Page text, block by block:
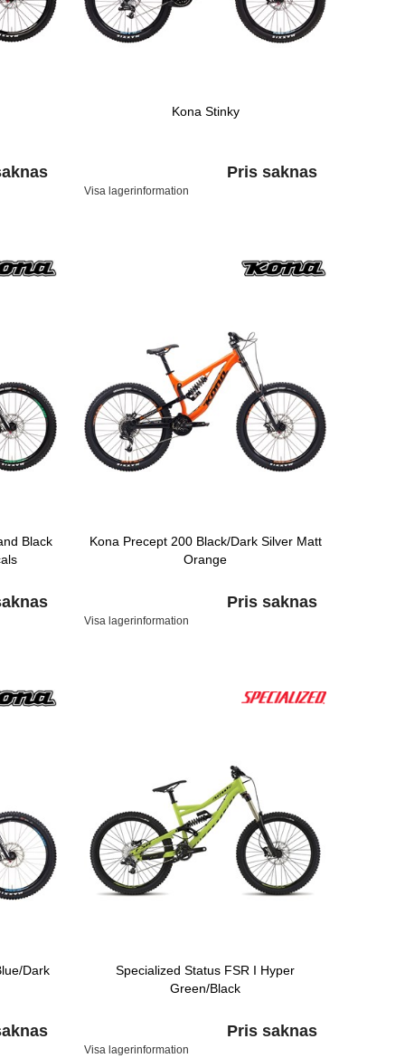
Kona Stinky
Pris saknas
Visa lagerinformation
Black
Kona Precept 200 Black/Dark Silver Matt
Orange
Pris saknas
Visa lagerinformation
Dark
Specialized Status FSR I Hyper
Green/Black
Pris saknas
Visa lagerinformation